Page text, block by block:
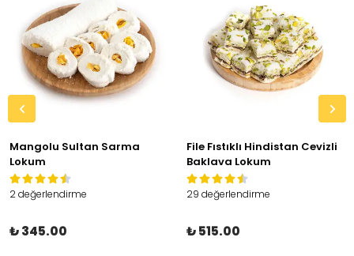
Mangolu Sultan Sarma
Lokum
2 değerlendirme
₺ 345.00
File Fıstıklı Hindistan Cevizli
Baklava Lokum
29 değerlendirme
₺ 515.00